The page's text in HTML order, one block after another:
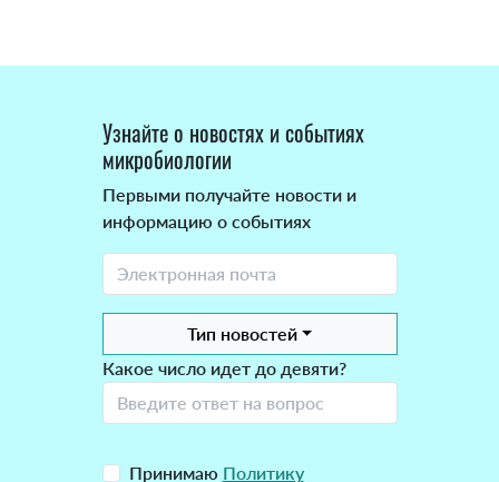
Узнайте о новостях и событиях
микробиологии
Первыми получайте новости и
информацию о событиях
Тип новостей
Какое число идет до девяти?
Принимаю Политику